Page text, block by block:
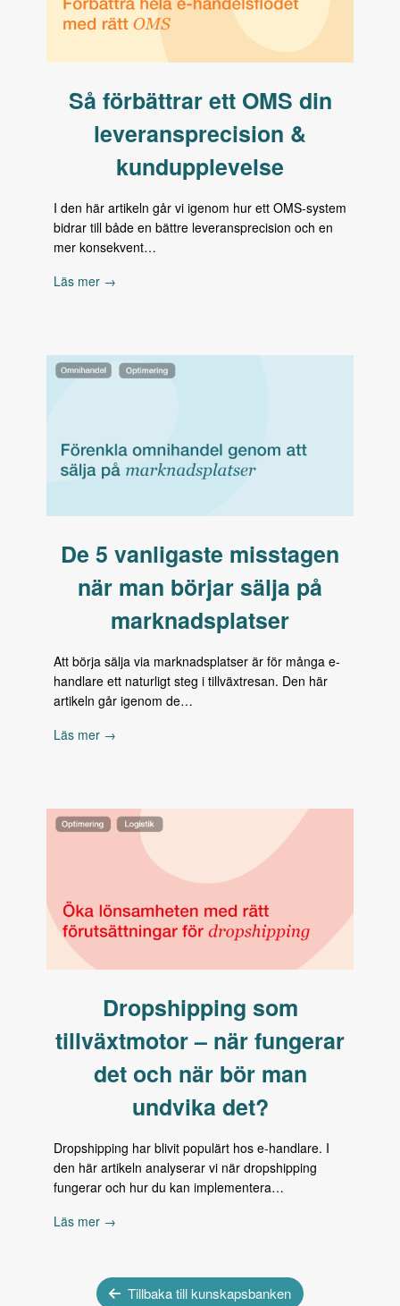
Så förbättrar ett OMS din
leveransprecision &
kundupplevelse
I den här artikeln går vi igenom hur ett OMS-system
bidrar till både en bättre leveransprecision och en
mer konsekvent…
Läs mer →
De 5 vanligaste misstagen
när man börjar sälja på
marknadsplatser
Att börja sälja via marknadsplatser är för många e-
handlare ett naturligt steg i tillväxtresan. Den här
artikeln går igenom de…
Läs mer →
Dropshipping som
tillväxtmotor – när fungerar
det och när bör man
undvika det?
Dropshipping har blivit populärt hos e-handlare. I
den här artikeln analyserar vi när dropshipping
fungerar och hur du kan implementera…
Läs mer →
Tillbaka till kunskapsbanken